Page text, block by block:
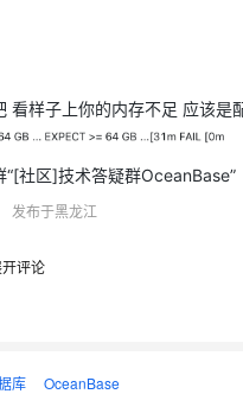
看样子上你的内存不足 应该是
“[社区]技术答疑群OceanBase”
发布于黑龙江
开评论
库
OceanBase